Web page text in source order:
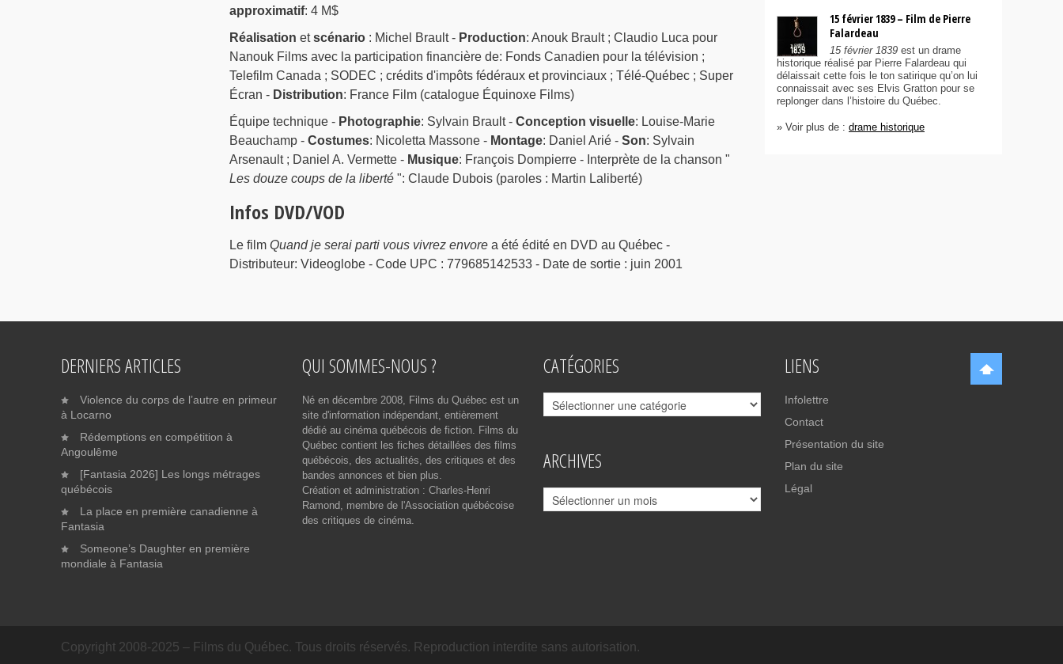
approximatif: 4 M$
Réalisation etscénario: Michel Brault - Production: Anouk Brault ; Claudio Luca pour
Nanouk Films avec la participation financière de: Fonds Canadien pour la télévision ;
Telefilm Canada ; SODEC ; crédits d'impôts fédéraux et provinciaux ; Télé-Québec ; Super
Écran - Distribution: France Film (catalogue Équinoxe Films)
Équipe technique - Photographie: Sylvain Brault - Conception visuelle: Louise-Marie
Beauchamp - Costumes: Nicoletta Massone - Montage: Daniel Arié - Son: Sylvain
Arsenault ; Daniel A. Vermette - Musique: François Dompierre - Interprète de la chanson "
Les douze coups de la liberté": Claude Dubois (paroles : Martin Laliberté)
Infos DVD/VOD
Le film Quand je serai parti vous vivrez envorea été édité en DVD au Québec -
Distributeur: Videoglobe - Code UPC : 779685142533 - Date de sortie : juin 2001
15 février 1839 – Film de Pierre
Falardeau
15 février 1839 est un drame
historique réalisé par Pierre Falardeau qui
délaissait cette fois le ton satirique qu’on lui
connaissait avec ses Elvis Gratton pour se
replonger dans l’histoire du Québec.
» Voir plus de : drame historique
DERNIERS ARTICLES
Violence du corps de l’autre en primeur
à Locarno
Rédemptions en compétition à
Angoulême
[Fantasia 2026] Les longs métrages
québécois
La place en première canadienne à
Fantasia
Someone’s Daughter en première
mondiale à Fantasia
QUI SOMMES-NOUS ?
Né en décembre 2008, Films du Québec est un
site d'information indépendant, entièrement
dédié au cinéma québécois de fiction. Films du
Québec contient les fiches détaillées des films
québécois, des actualités, des critiques et des
bandes annonces et bien plus.
Création et administration : Charles-Henri
Ramond, membre de l'Association québécoise
des critiques de cinéma.
CATÉGORIES
Catégories
ARCHIVES
Archives
LIENS
Infolettre
Contact
Présentation du site
Plan du site
Légal
Copyright 2008-2025 – Films du Québec. Tous droits réservés. Reproduction interdite sans autorisation.